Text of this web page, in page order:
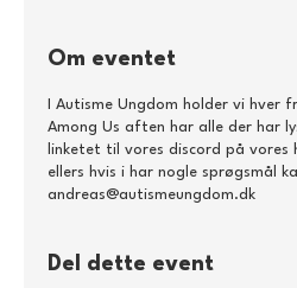
Om eventet
I Autisme Ungdom holder vi hver
Among Us aften har alle der har
linketet til vores discord på vores
ellers hvis i har nogle sprøgsmål
andreas@autismeungdom.dk
Del dette event